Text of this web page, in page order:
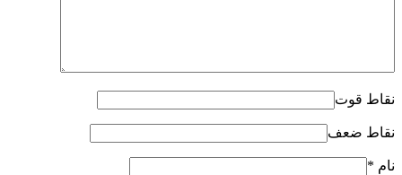
نقاط قوت
نقاط ضعف
نام *